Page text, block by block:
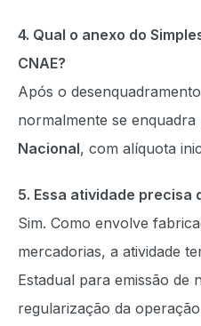
4. Qual o anexo do
CNAE?
Após o
normalmente se enquadra
Nacional, com alíquota
5. Essa atividade precisa
Sim. Como envolve
mercadorias, a atividade
Estadual para emissão de
regularização da